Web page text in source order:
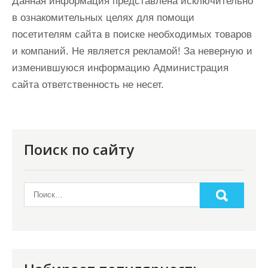
в ознакомительных целях для помощи
посетителям сайта в поиске необходимых товаров
и компаний. Не является рекламой! За неверную и
изменившуюся информацию Администрация
сайта ответственность не несет.
Поиск по сайту